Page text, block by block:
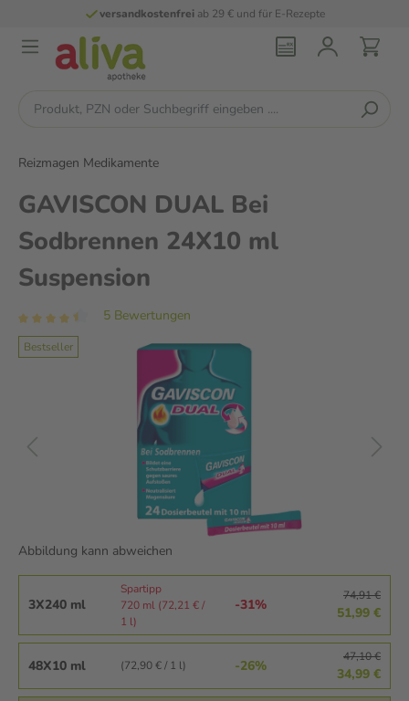
versandkostenfreiab 29 € und für E-Rezepte
Reizmagen Medikamente
GAVISCON DUAL Bei
Sodbrennen 24X10 ml
Suspension
5 Bewertungen
Bestseller
Abbildung kann abweichen
3X240 ml
Spartipp
720 ml (72,21 € /
1 l)
-31%
74,91 €
51,99 €
48X10 ml (72,90 € / 1 l) -26%
47,10 €
34,99 €